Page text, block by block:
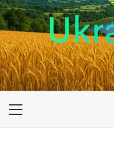
ПУТЕШЕСТВИЕ
Primary